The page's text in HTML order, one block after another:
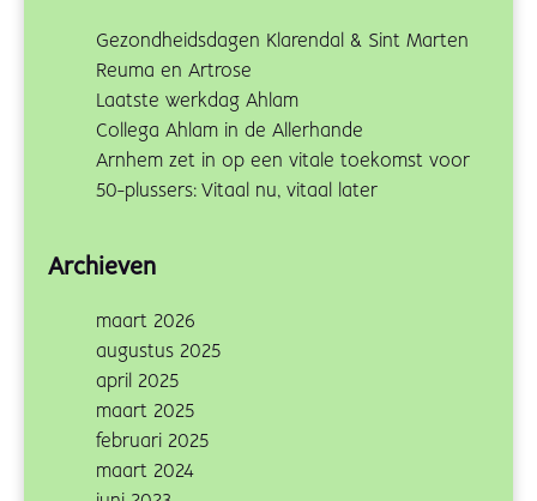
Gezondheidsdagen Klarendal & Sint Marten
Reuma en Artrose
Laatste werkdag Ahlam
Collega Ahlam in de Allerhande
Arnhem zet in op een vitale toekomst voor
50-plussers: Vitaal nu, vitaal later
Archieven
maart 2026
augustus 2025
april 2025
maart 2025
februari 2025
maart 2024